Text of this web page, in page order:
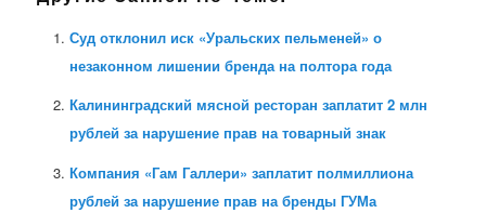
Суд отклонил иск «Уральских пельменей» о
незаконном лишении бренда на полтора года
Калининградский мясной ресторан заплатит 2 млн
рублей за нарушение прав на товарный знак
Компания «Гам Галлери» заплатит полмиллиона
рублей за нарушение прав на бренды ГУМа